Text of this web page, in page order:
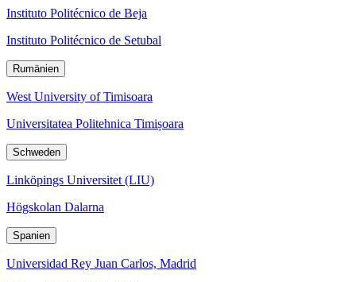
Instituto Politécnico de Beja
Instituto Politécnico de Setubal
Rumänien
West University of Timisoara
Universitatea Politehnica Timișoara
Schweden
Linköpings Universitet (LIU)
Högskolan Dalarna
Spanien
Universidad Rey Juan Carlos, Madrid